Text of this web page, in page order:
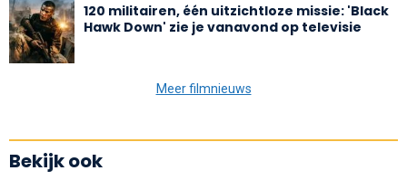
120 militairen, één uitzichtloze missie: 'Black
Hawk Down' zie je vanavond op televisie
Meer filmnieuws
Bekijk ook